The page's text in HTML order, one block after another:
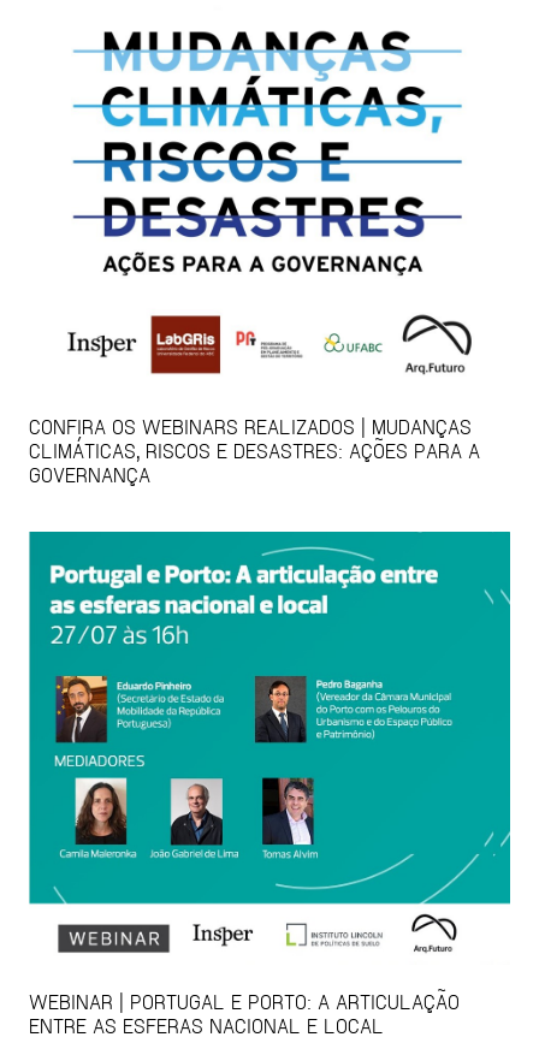
CONFIRA OS WEBINARS REALIZADOS | MUDANÇAS
CLIMÁTICAS, RISCOS E DESASTRES: AÇÕES PARA A
GOVERNANÇA
WEBINAR | PORTUGAL E PORTO: A ARTICULAÇÃO
ENTRE AS ESFERAS NACIONAL E LOCAL